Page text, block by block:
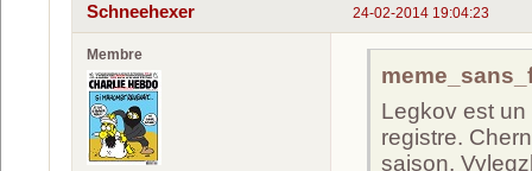
24-02-2014 19:04:23
Schneehexer
Membre
Legkov est
registre.
saison.